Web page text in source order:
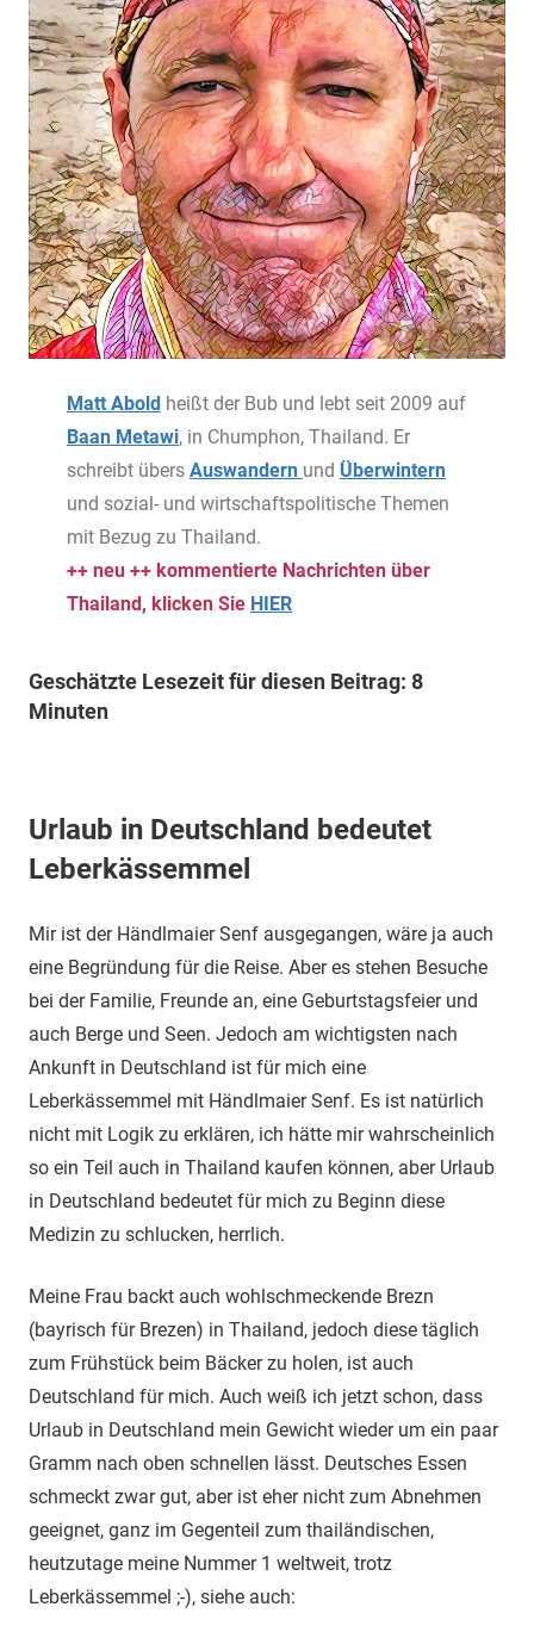
Matt Abold heißt der Bub und lebt seit 2009 auf
Baan Metawi, in Chumphon, Thailand. Er
schreibt übers Auswandern und Überwintern
und sozial- und wirtschaftspolitische Themen
mit Bezug zu Thailand.
++ neu ++ kommentierte Nachrichten über
Thailand, klicken Sie HIER
Geschätzte Lesezeit für diesen Beitrag: 8
Minuten
Urlaub in Deutschland bedeutet
Leberkässemmel
Mir ist der Händlmaier Senf ausgegangen, wäre ja auch
eine Begründung für die Reise. Aber es stehen Besuche
bei der Familie, Freunde an, eine Geburtstagsfeier und
auch Berge und Seen. Jedoch am wichtigsten nach
Ankunft in Deutschland ist für mich eine
Leberkässemmel mit Händlmaier Senf. Es ist natürlich
nicht mit Logik zu erklären, ich hätte mir wahrscheinlich
so ein Teil auch in Thailand kaufen können, aber Urlaub
in Deutschland bedeutet für mich zu Beginn diese
Medizin zu schlucken, herrlich.
Meine Frau backt auch wohlschmeckende Brezn
(bayrisch für Brezen) in Thailand, jedoch diese täglich
zum Frühstück beim Bäcker zu holen, ist auch
Deutschland für mich. Auch weiß ich jetzt schon, dass
Urlaub in Deutschland mein Gewicht wieder um ein paar
Gramm nach oben schnellen lässt. Deutsches Essen
schmeckt zwar gut, aber ist eher nicht zum Abnehmen
geeignet, ganz im Gegenteil zum thailändischen,
heutzutage meine Nummer 1 weltweit, trotz
Leberkässemmel ;-), siehe auch: